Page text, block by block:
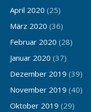
April 2020 (25)
März 2020 (36)
Februar 2020 (28)
Januar 2020 (37)
Dezember 2019 (39)
November 2019 (40)
Oktober 2019 (29)